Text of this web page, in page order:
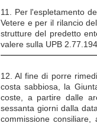
11. Per l'espletamento
Vetere e per il rilancio
strutture del predetto
valere sulla UPB
12. Al fine di porre
costa sabbiosa, la
coste, a partire dalle
sessanta giorni dalla
commissione